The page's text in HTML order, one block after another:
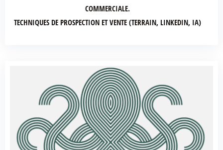
COMMERCIALE.
TECHNIQUES DE PROSPECTION ET VENTE (TERRAIN, LINKEDIN, IA)